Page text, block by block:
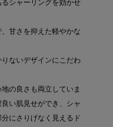
シャーリングを効かせ
甘さを抑えた軽やかな
ないデザインにこだわ
の良さも両立していま
い肌見せができ、シャ
にさりげなく見えるド